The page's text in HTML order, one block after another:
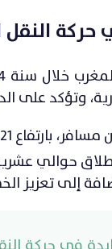
وتؤكد على
حوالي
إلى تعزيز